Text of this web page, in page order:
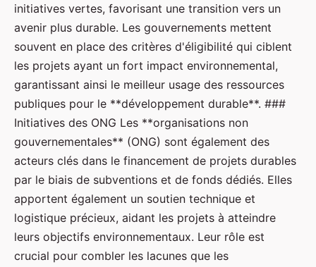
initiatives vertes, favorisant une transition vers un
avenir plus durable. Les gouvernements mettent
souvent en place des critères d'éligibilité qui ciblent
les projets ayant un fort impact environnemental,
garantissant ainsi le meilleur usage des ressources
publiques pour le **développement durable**. ###
Initiatives des ONG Les **organisations non
gouvernementales** (ONG) sont également des
acteurs clés dans le financement de projets durables
par le biais de subventions et de fonds dédiés. Elles
apportent également un soutien technique et
logistique précieux, aidant les projets à atteindre
leurs objectifs environnementaux. Leur rôle est
crucial pour combler les lacunes que les